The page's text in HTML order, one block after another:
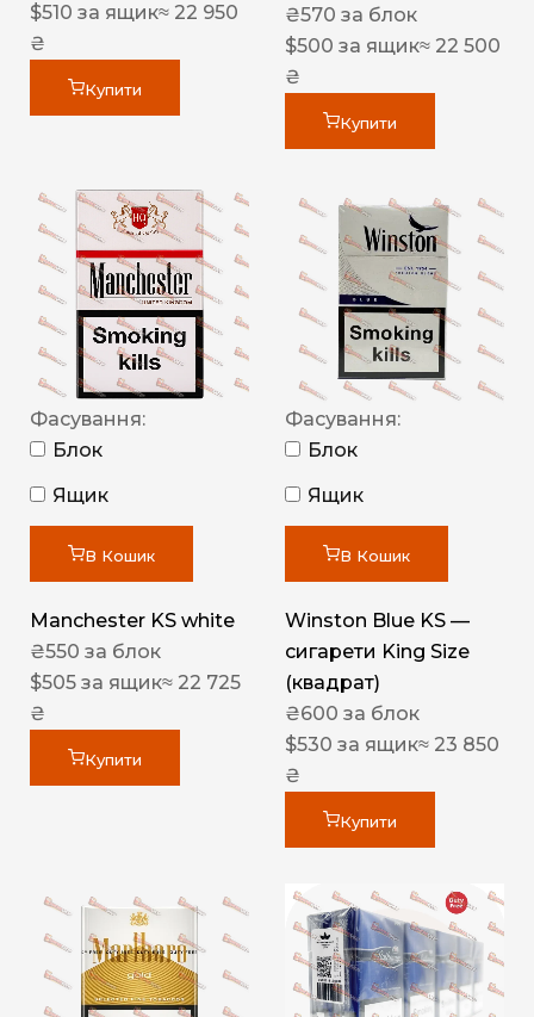
$510 за ящик≈ 22 950
₴
Купити
₴570 за блок
$500 за ящик≈ 22 500
₴
Купити
Фасування:
Блок
Ящик
В Кошик
Manchester KS white
₴550 за блок
$505 за ящик≈ 22 725
₴
Купити
Фасування:
Блок
Ящик
В Кошик
Winston Blue KS —
сигарети King Size
(квадрат)
₴600 за блок
$530 за ящик≈ 23 850
₴
Купити